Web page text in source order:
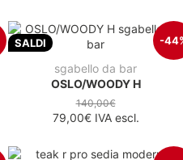
SALDI -
sgabello da bar
OSLO/WOODY H
140,00€
79,00€IVA escl.